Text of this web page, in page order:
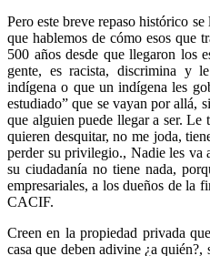
Pero este breve repaso histórico
que hablemos de cómo esos que
500 años desde que llegaron los
gente, es racista, discrimina y
indígena o que un indígena les
estudiado” que se vayan por
que alguien puede llegar a ser. Le
quieren desquitar, no me joda,
perder su privilegio., Nadie les va
su ciudadanía no tiene nada,
empresariales, a los dueños de la
CACIF.
Creen en la propiedad privada
casa que deben adivine ¿a